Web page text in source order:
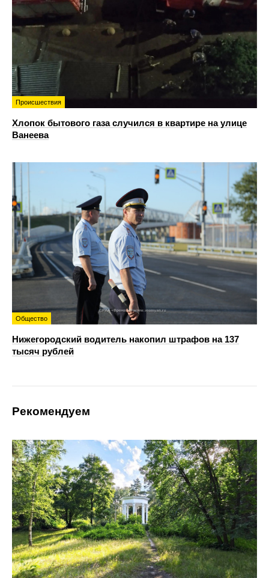
Происшествия
Хлопок бытового газа случился в квартире на улице
Ванеева
Общество
Нижегородский водитель накопил штрафов на 137
тысяч рублей
Рекомендуем